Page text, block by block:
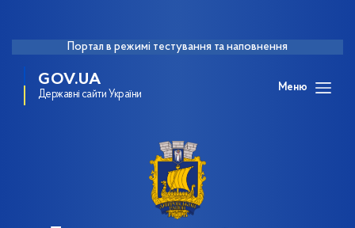
Портал в режимі тестування та наповнення
GOV.UA
Державні сайти України
Меню